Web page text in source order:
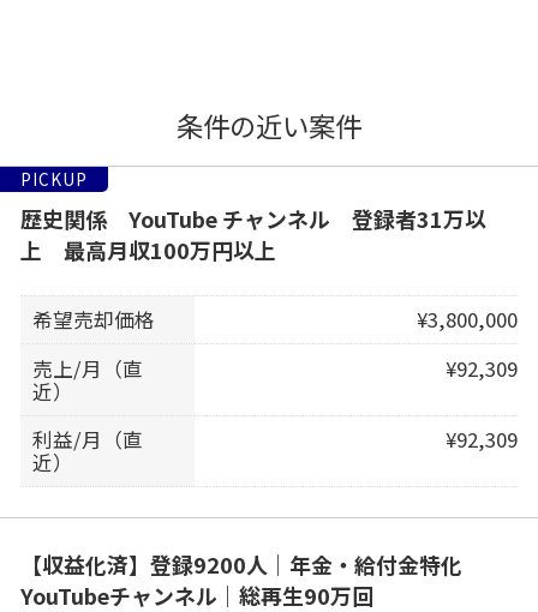
条件の近い案件
PICKUP
歴史関係 YouTube チャンネル 登録者31万以
上 最高月収100万円以上
希望売却価格
¥3,800,000
売上/月（直
近）
¥92,309
利益/月（直
近）
¥92,309
【収益化済】登録9200人｜年金・給付金特化
YouTubeチャンネル｜総再生90万回